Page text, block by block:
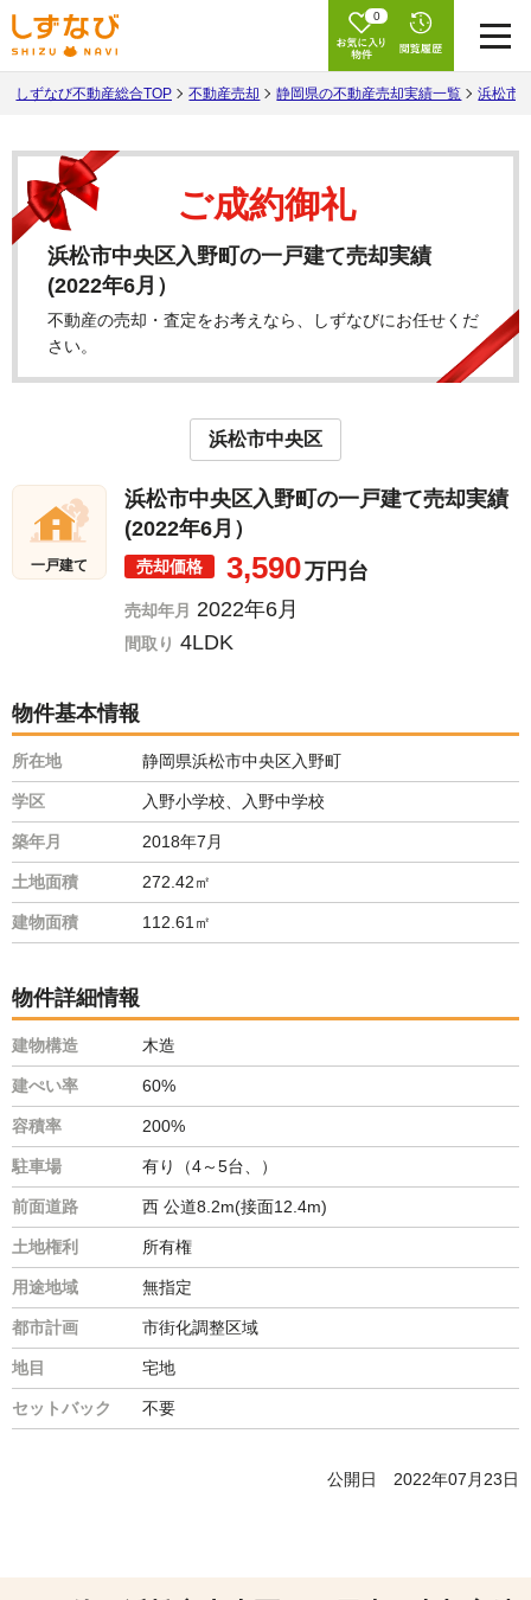
0
しずなび不動産総合TOP 不動産売却 静岡県の不動産売却実績一覧 浜松市
ご成約御礼
浜松市中央区入野町の一戸建て売却実績
(2022年6月）
不動産の売却・査定をお考えなら、しずなびにお任せくだ
さい。
浜松市中央区
一戸建て
浜松市中央区入野町の一戸建て売却実績
(2022年6月）
売却価格 3,590万円台
売却年月 2022年6月
間取り 4LDK
物件基本情報
所在地 静岡県浜松市中央区入野町
学区 入野小学校、入野中学校
築年月 2018年7月
土地面積 272.42㎡
建物面積 112.61㎡
物件詳細情報
建物構造 木造
建ぺい率 60%
容積率 200%
駐車場 有り（4～5台、）
前面道路 西 公道8.2m(接面12.4m)
土地権利 所有権
用途地域 無指定
都市計画 市街化調整区域
地目 宅地
セットバック 不要
公開日 2022年07月23日